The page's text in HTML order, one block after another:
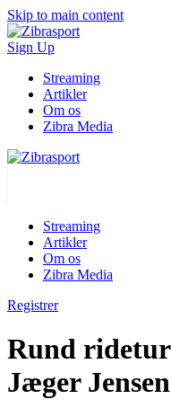
Skip to main content
Sign Up
Streaming
Artikler
Om os
Zibra Media
Streaming
Artikler
Om os
Zibra Media
Registrer
Rund
Jæger Jensen